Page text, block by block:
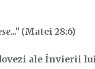
(Matei 28:6)
ale Învierii lui